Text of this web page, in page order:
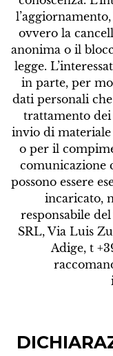
ovvero la
anonima o il
legge.
in parte, per
dati personali
trattamento
invio di
o per il
comunicazione
possono essere
incaricato,
responsabile
SRL, Via Luis
Adige, t